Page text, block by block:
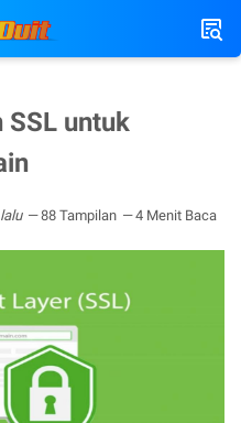
SSL untuk
88 Tampilan 4 Menit Baca